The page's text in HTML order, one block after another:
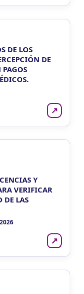
DE LOS
DE
PAGOS
↗
Y
VERIFICAR
DE LAS
↗